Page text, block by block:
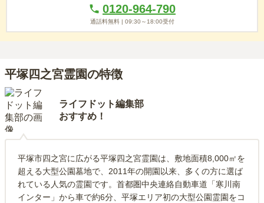
0120-964-790
通話料無料 | 09:30～18:00受付
平塚四之宮霊園の特徴
ライフドット編集部
おすすめ！
平塚市四之宮に広がる平塚四之宮霊園は、敷地面積8,000㎡を
超える大型公園墓地で、2011年の開園以来、多くの方に選ば
れている人気の霊園です。首都圏中央連絡自動車道「寒川南
インター」から車で約6分、平塚エリア初の大型公園霊園をコ